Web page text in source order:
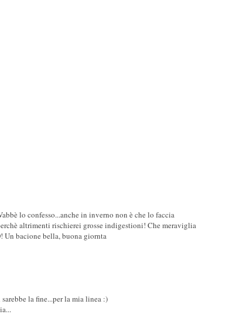
lo confesso...anche in inverno non è che lo faccia
altrimenti rischierei grosse indigestioni! Che meraviglia
Un bacione bella, buona giornta
la fine...per la mia linea :)